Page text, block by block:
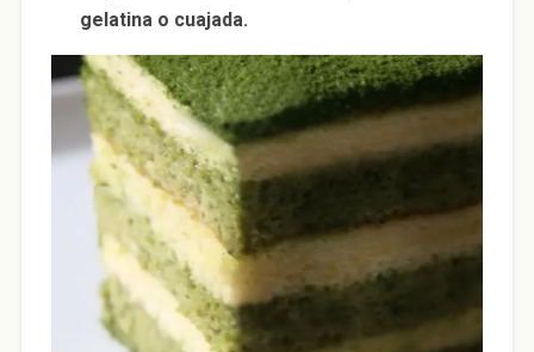
gelatina o cuajada.